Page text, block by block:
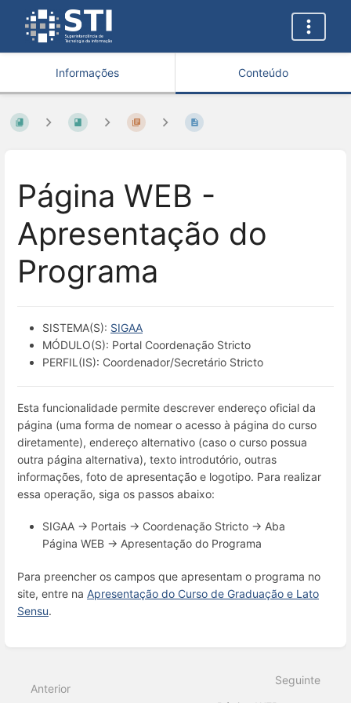
Informações Conteúdo
Página WEB -
Apresentação do
Programa
SISTEMA(S): SIGAA
MÓDULO(S): Portal Coordenação Stricto
PERFIL(IS): Coordenador/Secretário Stricto
Esta funcionalidade permite descrever endereço oficial da
página (uma forma de nomear o acesso à página do curso
diretamente), endereço alternativo (caso o curso possua
outra página alternativa), texto introdutório, outras
informações, foto de apresentação e logotipo. Para realizar
essa operação, siga os passos abaixo:
SIGAA → Portais → Coordenação Stricto → Aba
Página WEB → Apresentação do Programa
Para preencher os campos que apresentam o programa no
site, entre na Apresentação do Curso de Graduação e Lato
Sensu.
de
seleção
Anterior
Seguinte